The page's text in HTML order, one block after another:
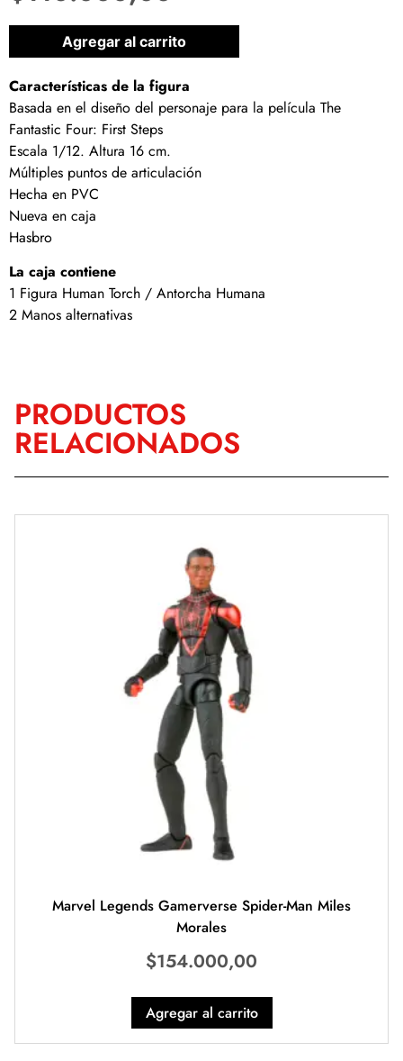
Agregar al carrito
Características de la figura
Basada en el diseño del personaje para la película The
Fantastic Four: First Steps
Escala 1/12. Altura 16 cm.
Múltiples puntos de articulación
Hecha en PVC
Nueva en caja
Hasbro
La caja contiene
1 Figura Human Torch / Antorcha Humana
2 Manos alternativas
PRODUCTOS
RELACIONADOS
Marvel Legends Gamerverse Spider-Man Miles
Morales
$154.000,00
Agregar al carrito